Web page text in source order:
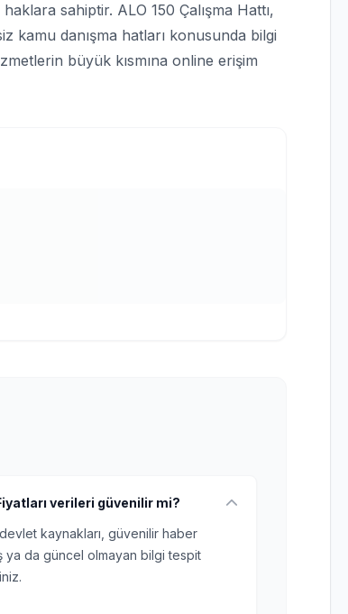
sahiptir. ALO 150 Çalışma Hattı,
kamu danışma hatları konusunda bilgi
büyük kısmına online erişim
verileri güvenilir mi?
kaynakları, güvenilir haber
ya da güncel olmayan bilgi tespit